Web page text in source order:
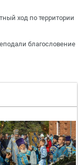
ход по территории
благословение